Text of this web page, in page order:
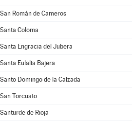
San Román de Cameros
Santa Coloma
Santa Engracia del Jubera
Santa Eulalia Bajera
Santo Domingo de la Calzada
San Torcuato
Santurde de Rioja